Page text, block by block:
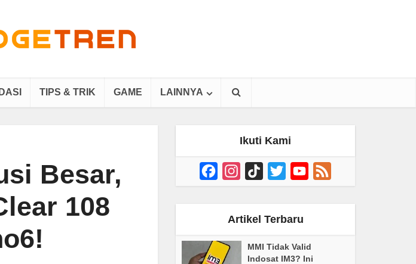
TIPS & TRIK GAME LAINNYA
Besar,
108
Ikuti Kami
FacebookInstagram
TikTok Twitter YouTube
Channel
Artikel Terbaru
MMI Tidak Valid
Indosat IM3? Ini